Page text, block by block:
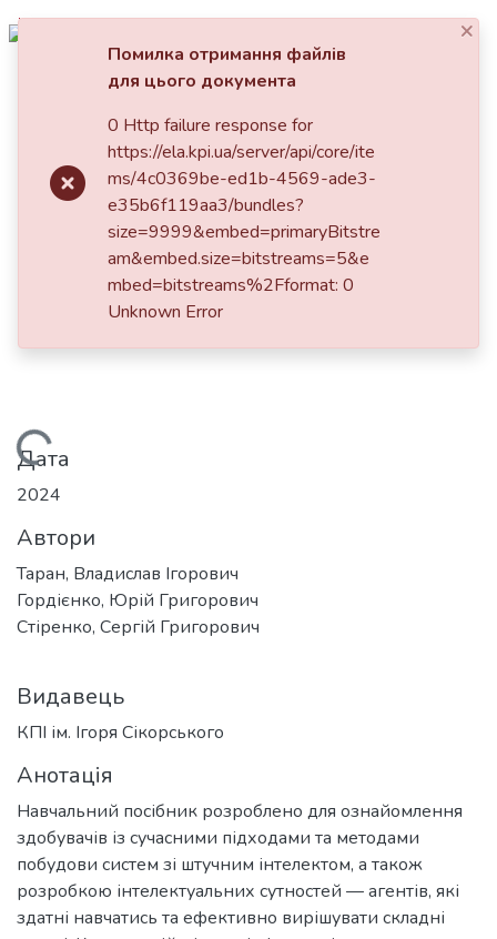
Пошук за критеріями
Вступ до технологій штучного
інтелекту. Курс лекцій
Вантажиться...
Дата
2024
Автори
Таран, Владислав Ігорович
Гордієнко, Юрій Григорович
Стіренко, Сергій Григорович
Видавець
КПІ ім. Ігоря Сікорського
Анотація
Навчальний посібник розроблено для ознайомлення
здобувачів із сучасними підходами та методами
побудови систем зі штучним інтелектом, а також
розробкою інтелектуальних сутностей — агентів, які
здатні навчатись та ефективно вирішувати складні
×
Помилка отримання файлів
для цього документа
0 Http failure response for
https://ela.kpi.ua/server/api/core/ite
ms/4c0369be-ed1b-4569-ade3-
e35b6f119aa3/bundles?
size=9999&embed=primaryBitstre
am&embed.size=bitstreams=5&e
mbed=bitstreams%2Fformat: 0
Unknown Error